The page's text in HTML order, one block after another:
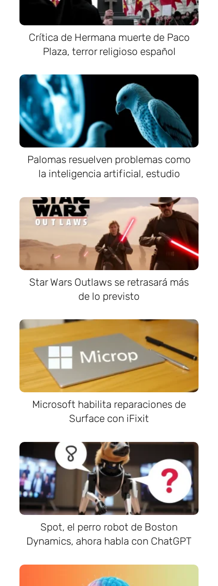
Crítica de Hermana muerte de Paco
Plaza, terror religioso español
Palomas resuelven problemas como
la inteligencia artificial, estudio
Star Wars Outlaws se retrasará más
de lo previsto
Microsoft habilita reparaciones de
Surface con iFixit
Spot, el perro robot de Boston
Dynamics, ahora habla con ChatGPT